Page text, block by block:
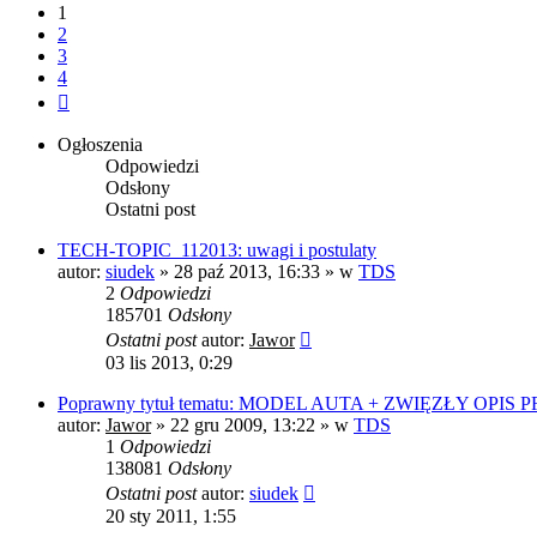
1
2
3
4
Ogłoszenia
Odpowiedzi
Odsłony
Ostatni post
TECH-TOPIC_112013: uwagi i postulaty
autor: siudek » 28 paź 2013, 16:33 » w TDS
2 Odpowiedzi
185701 Odsłony
Ostatni postautor: Jawor
03 lis 2013, 0:29
Poprawny tytuł tematu: MODEL AUTA + ZWIĘZŁY OPIS
autor: Jawor» 22 gru 2009, 13:22 » w TDS
1 Odpowiedzi
138081 Odsłony
Ostatni postautor: siudek
20 sty 2011, 1:55